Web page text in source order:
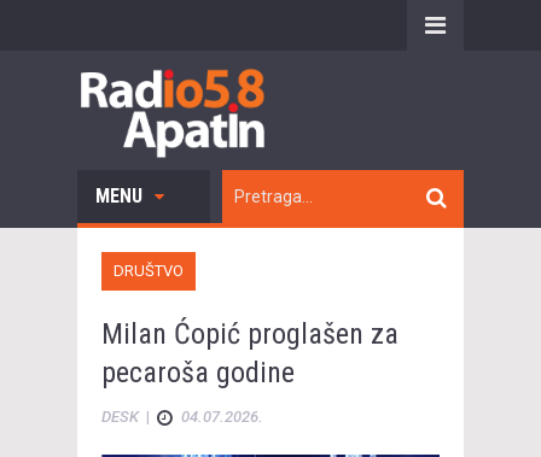
MENU
DRUŠTVO
Milan Ćopić proglašen za
pecaroša godine
DESK| 04.07.2026.